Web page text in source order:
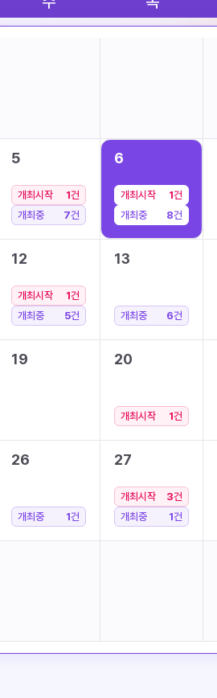
5
개최시작 1건
개최중
7건
6
개최시작 1건
개최중
8건
12
개최시작 1건
개최중
5건
13
개최중 6건
19 20
개최시작 1건
26
개최중 1건
27
개최시작 3건
개최중
1건